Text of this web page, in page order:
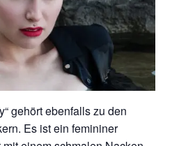
gehört ebenfalls zu den
Es ist ein femininer